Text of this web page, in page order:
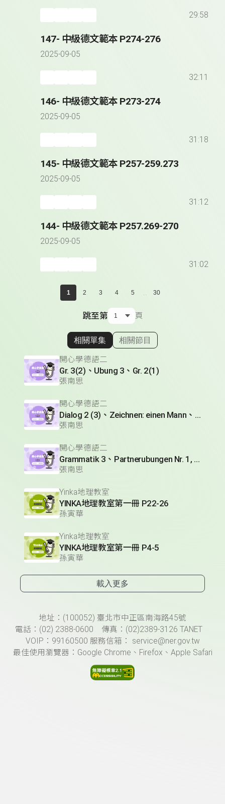
29:58
147- 中級德文範本 P274-276
2025-09-05
32:11
146- 中級德文範本 P273-274
2025-09-05
31:18
145- 中級德文範本 P257-259.273
2025-09-05
31:12
144- 中級德文範本 P257.269-270
2025-09-05
31:02
1 2 3 4 5 ... 30
跳至第 頁
顯示相關單集
相關單集 相關節目
開心學德語二
Gr. 3(2)、Ubung 3、Gr. 2(1)
張南思
開心學德語二
Dialog 2 (3)、Zeichnen: einen Mann、Lesetext 1(1)
張南思
開心學德語二
Grammatik 3、Partnerubungen Nr. 1, 3、Dialog 2(1)
張南思
Yinka地理教室
YINKA地理教室第一冊 P22-26
孫寅華
Yinka地理教室
YINKA地理教室第一冊 P4-5
孫寅華
載入更多
頁尾資訊地址：(100052) 臺北市中正區南海路45號
電話：(02) 2388-0600 傳真：(02)2389-3126 TANET
VOIP：99160500 服務信箱： service@ner.gov.tw
最佳使用瀏覽器：Google Chrome、Firefox、Apple Safari